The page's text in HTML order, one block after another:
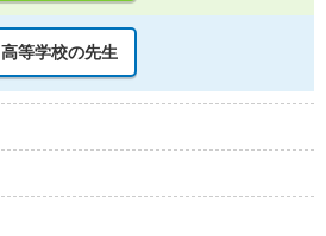
高等学校の先生